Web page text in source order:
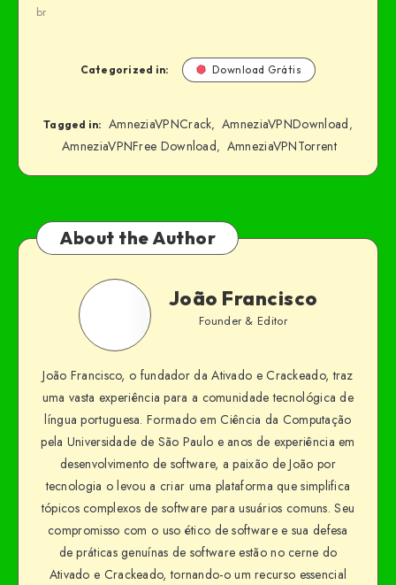
br
Categorized in: Download Grátis
Tagged in: AmneziaVPNCrack, AmneziaVPNDownload,
AmneziaVPNFree Download, AmneziaVPNTorrent
About the Author
João Francisco
Founder & Editor
João Francisco, o fundador da Ativado e Crackeado, traz
uma vasta experiência para a comunidade tecnológica de
língua portuguesa. Formado em Ciência da Computação
pela Universidade de São Paulo e anos de experiência em
desenvolvimento de software, a paixão de João por
tecnologia o levou a criar uma plataforma que simplifica
tópicos complexos de software para usuários comuns. Seu
compromisso com o uso ético de software e sua defesa
de práticas genuínas de software estão no cerne do
Ativado e Crackeado, tornando-o um recurso essencial